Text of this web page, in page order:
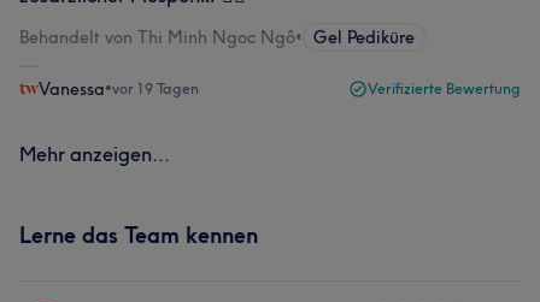
Behandelt von Thi Minh Ngoc Ngô• Gel Pediküre
Vanessa•vor 19 Tagen Verifizierte Bewertung
Mehr anzeigen...
Lerne das Team kennen